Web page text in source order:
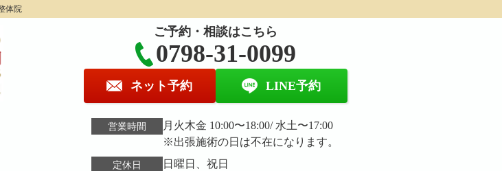
体院
ご予約・相談はこちら
0798-31-0099
ネット予約 LINE予約
営業時間
月火木金 10:00〜18:00/ 水土〜17:00
※出張施術の日は不在になります。
定休日 日曜日、祝日